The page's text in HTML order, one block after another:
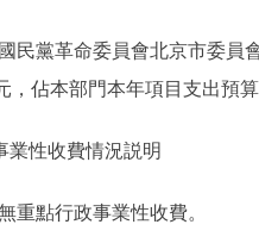
黨革命委員會北京市委員會
，佔本部門本年項目支出預
性收費情況説明
點行政事業性收費。